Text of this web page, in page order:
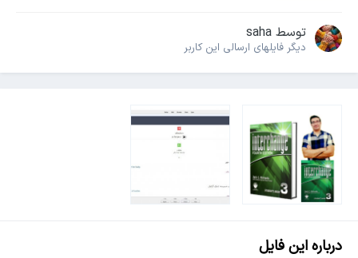
توسط saha
دیگر فایل‎های ارسالی این کاربر
درباره این فایل